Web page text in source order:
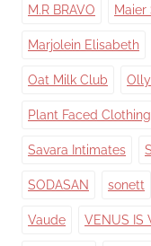
M.R BRAVO Maier
Marjolein Elisabeth
Oat Milk Club
Plant Faced Clothing
Savara Intimates
SODASAN sonett
Vaude VENUS IS